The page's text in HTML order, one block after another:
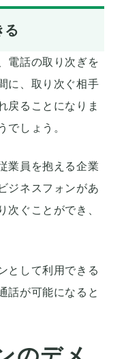
る
電話の取り次ぎを
に、取り次ぐ相手
戻ることになりま
でしょう。
業員を抱える企業
ジネスフォンがあ
次ぐことができ、
として利用できる
話が可能になると